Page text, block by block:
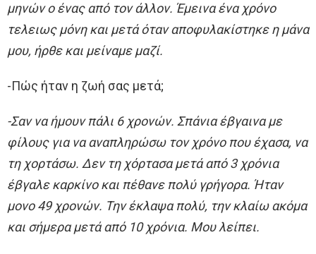
μηνών ο ένας από τον άλλον. Έμεινα ένα χρόνο
τελειως μόνη και μετά όταν αποφυλακίστηκε η μάνα
μου, ήρθε και μείναμε μαζί.
-Πώς ήταν η ζωή σας μετά;
-Σαν να ήμουν πάλι 6 χρονών. Σπάνια έβγαινα με
φίλους για να αναπληρώσω τον χρόνο που έχασα, να
τη χορτάσω. Δεν τη χόρτασα μετά από 3 χρόνια
έβγαλε καρκίνο και πέθανε πολύ γρήγορα. Ήταν
μονο 49 χρονών. Την έκλαψα πολύ, την κλαίω ακόμα
και σήμερα μετά από 10 χρόνια. Μου λείπει.